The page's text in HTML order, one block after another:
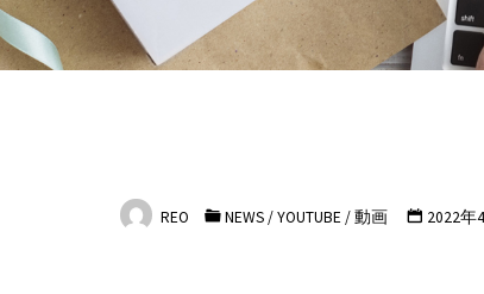
REO NEWS/YOUTUBE/動画 2022年